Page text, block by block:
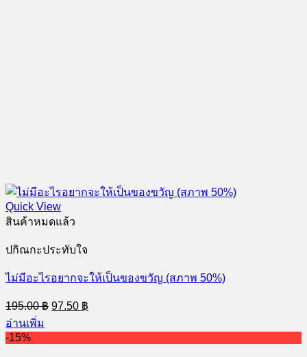
Quick View
สินค้าหมดแล้ว
ปกิณกะประทับใจ
ไม่มีอะไรอยากจะให้เป็นของขวัญ (สภาพ 50%)
195.00฿ Original
price
195.00 ฿.
97.50 ฿
price
97.50 ฿.
อ่านเพิ่ม
-15%